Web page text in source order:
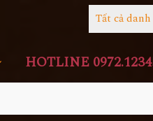
Tất cả
HOTLINE